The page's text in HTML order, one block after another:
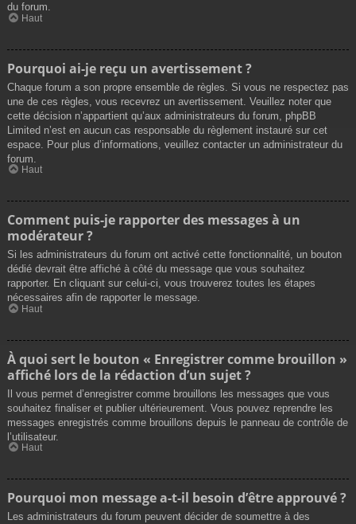
du forum.
Haut
Pourquoi ai-je reçu un avertissement ?
Chaque forum a son propre ensemble de règles. Si vous ne respectez pas
une de ces règles, vous recevrez un avertissement. Veuillez noter que
cette décision n’appartient qu’aux administrateurs du forum, phpBB
Limited n’est en aucun cas responsable du règlement instauré sur cet
espace. Pour plus d’informations, veuillez contacter un administrateur du
forum.
Haut
Comment puis-je rapporter des messages à un
modérateur ?
Si les administrateurs du forum ont activé cette fonctionnalité, un bouton
dédié devrait être affiché à côté du message que vous souhaitez
rapporter. En cliquant sur celui-ci, vous trouverez toutes les étapes
nécessaires afin de rapporter le message.
Haut
À quoi sert le bouton « Enregistrer comme brouillon »
affiché lors de la rédaction d’un sujet ?
Il vous permet d’enregistrer comme brouillons les messages que vous
souhaitez finaliser et publier ultérieurement. Vous pouvez reprendre les
messages enregistrés comme brouillons depuis le panneau de contrôle de
l’utilisateur.
Haut
Pourquoi mon message a-t-il besoin d’être approuvé ?
Les administrateurs du forum peuvent décider de soumettre à des